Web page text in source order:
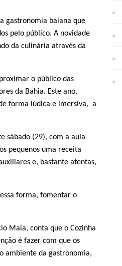
gastronomia baiana que
pelo público. A novidade
da culinária através da
o público das
da Bahia. Este ano,
forma lúdica e imersiva, a
sábado (29), com a aula-
pequenos uma receita
e, bastante atentas,
forma, fomentar o
Maia, conta que o Cozinha
é fazer com que os
ambiente da gastronomia,